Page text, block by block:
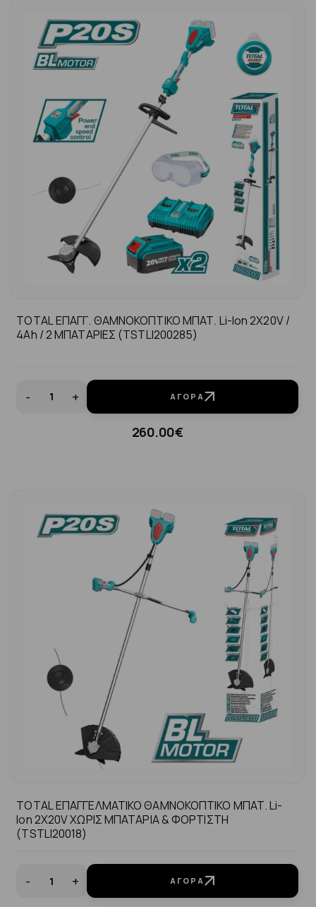
TOTAL ΕΠΑΓΓ. ΘΑΜΝΟΚΟΠΤΙΚΟ ΜΠΑΤ. Li-Ion 2X20V /
4Ah / 2 ΜΠΑΤΑΡΙΕΣ (TSTLI200285)
- + ΑΓΟΡΆ
260.00€
TOTAL ΕΠΑΓΓΕΛΜΑΤΙΚΟ ΘΑΜΝΟΚΟΠΤΙΚΟ ΜΠΑΤ. Li-
Ion 2X20V ΧΩΡΙΣ ΜΠΑΤΑΡΙΑ & ΦΟΡΤΙΣΤΗ
(TSTLI20018)
- + ΑΓΟΡΆ